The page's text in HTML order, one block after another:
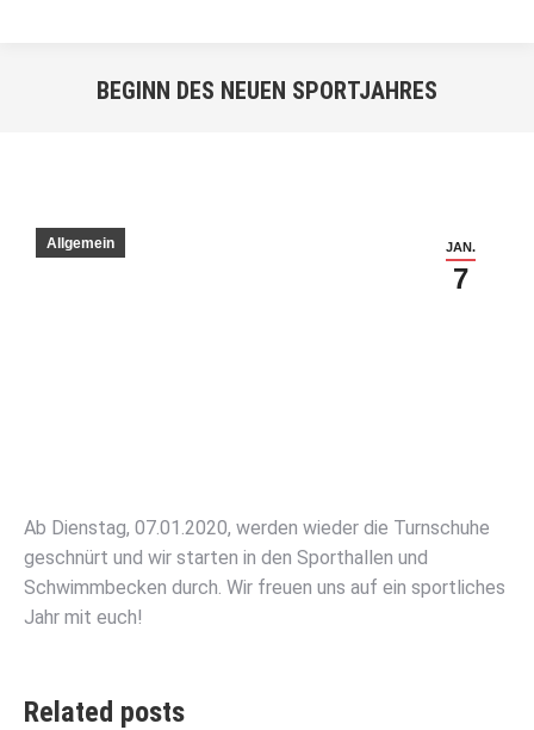
BEGINN DES NEUEN SPORTJAHRES
JAN.
7
Allgemein
Ab Dienstag, 07.01.2020, werden wieder die Turnschuhe
geschnürt und wir starten in den Sporthallen und
Schwimmbecken durch. Wir freuen uns auf ein sportliches
Jahr mit euch!
Related posts